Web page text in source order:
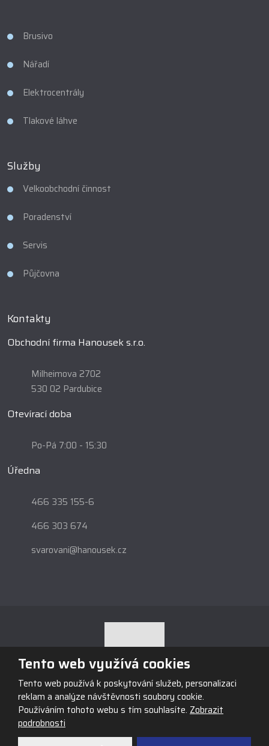
Brusivo
Nářadí
Elektrocentrály
Tlakové láhve
Služby
Velkoobchodní činnost
Poradenství
Servis
Půjčovna
Kontakty
Obchodní firma Hanousek s.r.o.
Milheimova 2702
530 02 Pardubice
Otevírací doba
Po-Pá 7:00 - 15:30
Úředna
466 335 155-6
466 303 674
svarovani@hanousek.cz
© 2026, Obchodní firma HANOUSEK s.r.o., vytvořila eBRÁNA s.r.o.
Mapa stránek |Podmínky použití
Tento web využívá cookies
Tento web používá k poskytování služeb, personalizaci
reklam a analýze návštěvnosti soubory cookie.
Používáním tohoto webu s tím souhlasíte. Zobrazit
podrobnosti